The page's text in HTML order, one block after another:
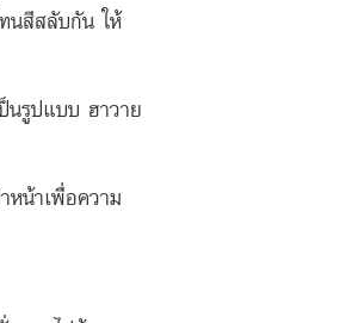
นสีสลับกัน ให้
นรูปแบบ ฮาวาย
หน้าเพื่อความ